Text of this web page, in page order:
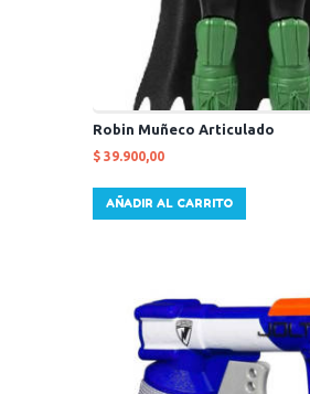
Robin Muñeco Articulado
$ 39.900,00
AÑADIR AL CARRITO